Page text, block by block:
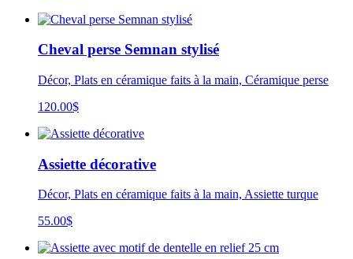
Cheval perse Semnan stylisé
Décor, Plats en céramique faits à la main, Céramique perse
120.00$
Assiette décorative
Décor, Plats en céramique faits à la main, Assiette turque
55.00$